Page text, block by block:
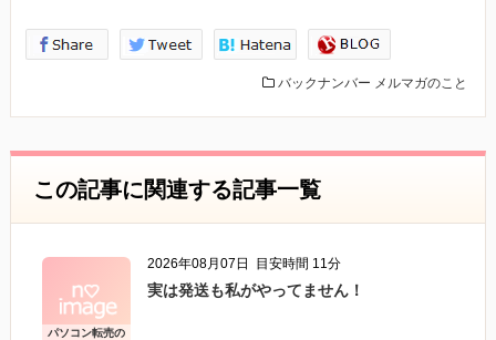
バックナンバー メルマガのこと
この記事に関連する記事一覧
パソコン転売の
2026年08月07日 目安時間 11分
実は発送も私がやってません！